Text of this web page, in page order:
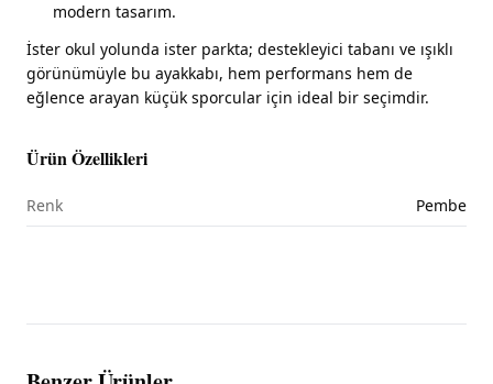
modern tasarım.
İster okul yolunda ister parkta; destekleyici tabanı ve ışıklı
görünümüyle bu ayakkabı, hem performans hem de
eğlence arayan küçük sporcular için ideal bir seçimdir.
Ürün Özellikleri
Renk Pembe